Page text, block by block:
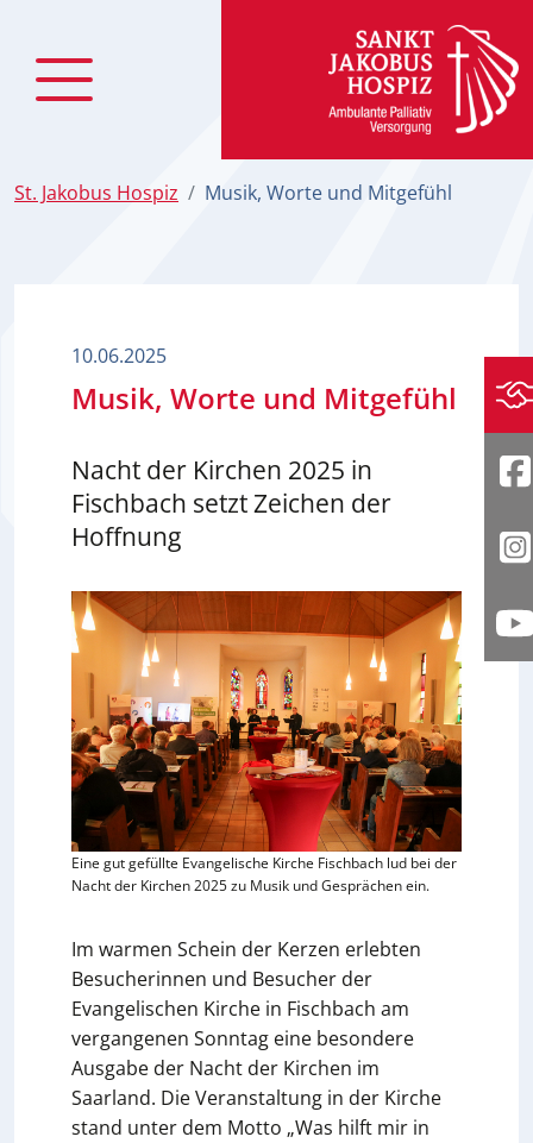
St. Jakobus Hospiz Musik, Worte und Mitgefühl
10.06.2025
Musik, Worte und Mitgefühl
Nacht der Kirchen 2025 in
Fischbach setzt Zeichen der
Hoffnung
Im warmen Schein der Kerzen erlebten
Besucherinnen und Besucher der
Evangelischen Kirche in Fischbach am
vergangenen Sonntag eine besondere
Ausgabe der Nacht der Kirchen im
Saarland. Die Veranstaltung in der Kirche
stand unter dem Motto „Was hilft mir in
Eine gut gefüllte Evangelische Kirche Fischbach lud bei der
Nacht der Kirchen 2025 zu Musik und Gesprächen ein.